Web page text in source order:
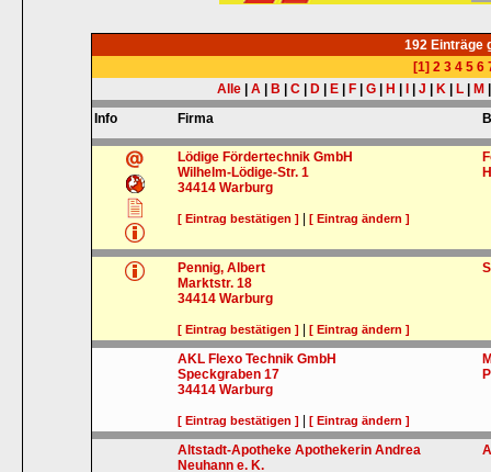
192 Einträge
[1] 2 3 4 5 6
Alle
A B C D E F G H J K L M
Info
Firma
Lödige Fördertechnik GmbH
Wilhelm-Lödige-Str. 1
34414 Warburg
[ Eintrag bestätigen ] |[ Eintrag ändern ]
Pennig, Albert
Marktstr. 18
34414 Warburg
[ Eintrag bestätigen ] |[ Eintrag ändern ]
AKL Flexo Technik GmbH
Speckgraben 17
34414 Warburg
[ Eintrag bestätigen ] |[ Eintrag ändern ]
Altstadt-Apotheke Apothekerin Andrea
Neuhann e. K.